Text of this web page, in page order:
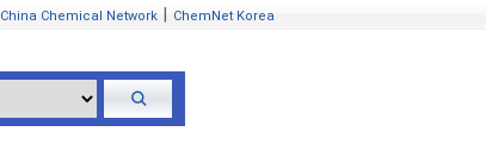
China Chemical Network ChemNet Korea